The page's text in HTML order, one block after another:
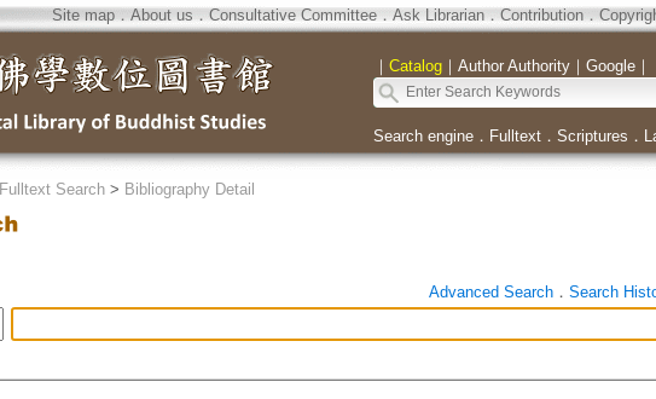
Site map．About us ． Consultative Committee． Ask Librarian． Contribution．
｜ Catalog｜ Author Authority｜ Google｜
Search engine． Fulltext． Scriptures ．
Fulltext Search> Bibliography Detail
Advanced Search． Search